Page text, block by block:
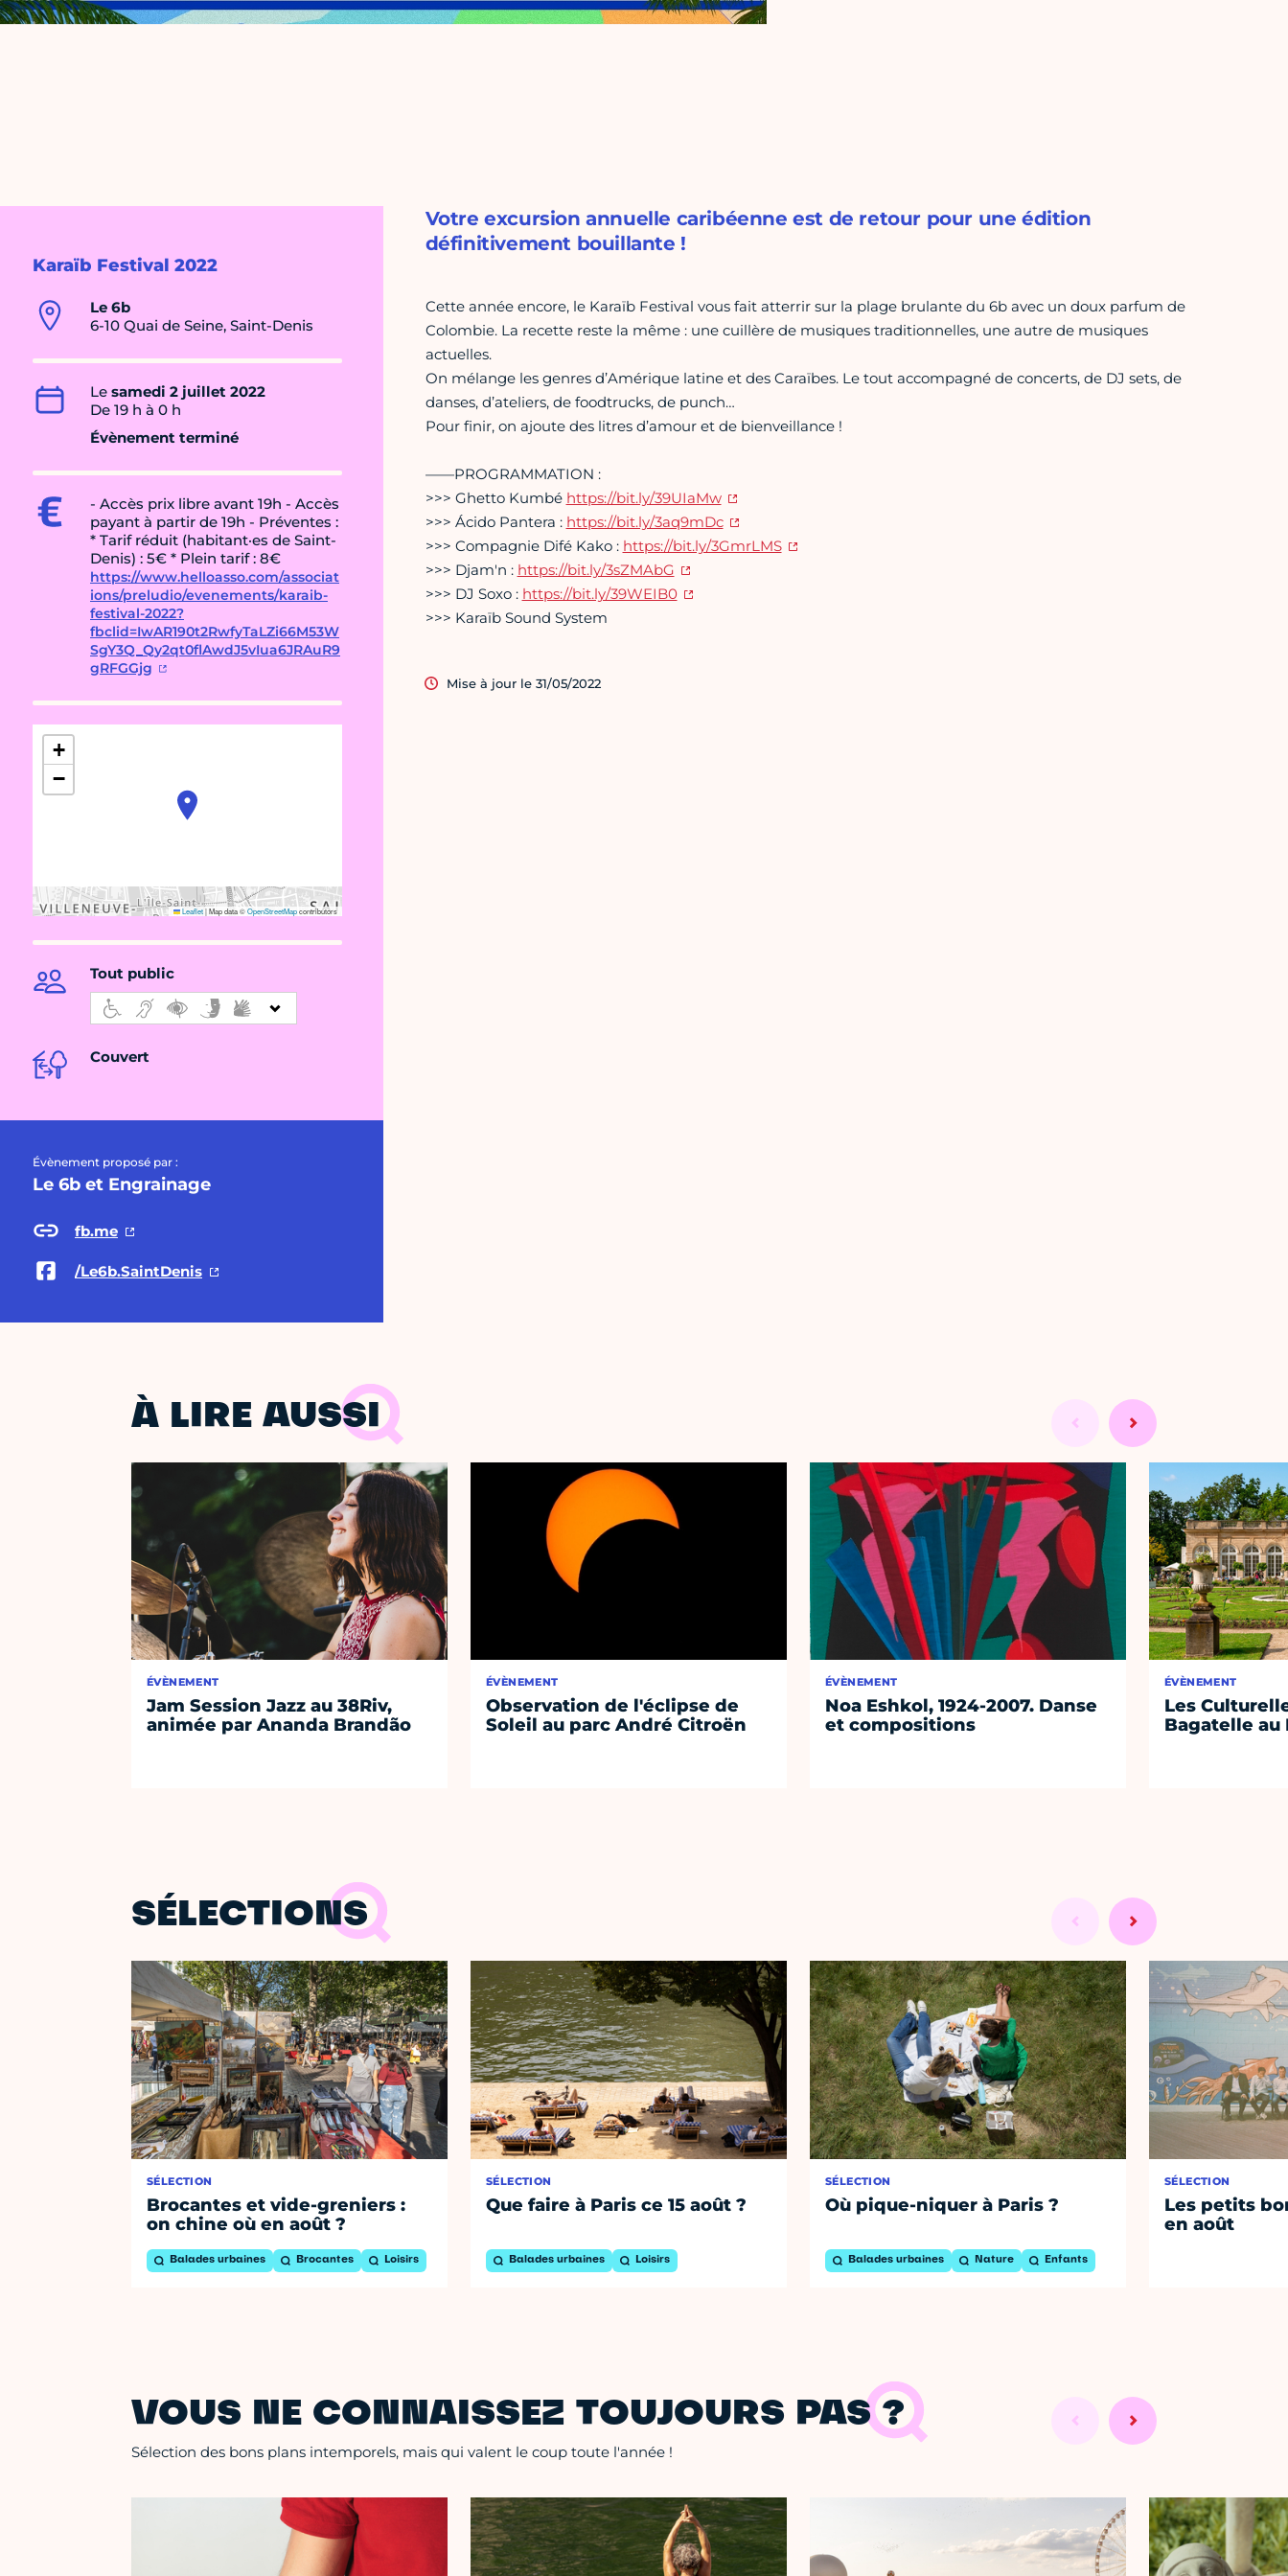
Karaïb Festival 2022
Le 6b
6-10 Quai de Seine, Saint-Denis
Le samedi 2 juillet 2022
De 19 h à 0 h
Évènement terminé
- Accès prix libre avant 19h - Accès
payant à partir de 19h - Préventes :
* Tarif réduit (habitant·es de Saint-
Denis) : 5€ * Plein tarif : 8€
https://www.helloasso.com/associat
ions/preludio/evenements/karaib-
festival-2022?
fbclid=IwAR190t2RwfyTaLZi66M53W
SgY3Q_Qy2qt0flAwdJ5vIua6JRAuR9
gRFGGjg
+
−
Leaflet|Map data ©OpenStreetMapcontributors
Tout public
Couvert
Évènement proposé par :
Le 6b et Engrainage
fb.me
/Le6b.SaintDenis
Votre excursion annuelle caribéenne est de retour pour une édition
définitivement bouillante !
Cette année encore, le Karaïb Festival vous fait atterrir sur la plage brulante du 6b avec un doux parfum de
Colombie. La recette reste la même : une cuillère de musiques traditionnelles, une autre de musiques
actuelles.
On mélange les genres d’Amérique latine et des Caraïbes. Le tout accompagné de concerts, de DJ sets, de
danses, d’ateliers, de foodtrucks, de punch…
Pour finir, on ajoute des litres d’amour et de bienveillance !
——PROGRAMMATION :
>>> Ghetto Kumbé https://bit.ly/39UIaMw
>>> Ácido Pantera : https://bit.ly/3aq9mDc
>>> Compagnie Difé Kako : https://bit.ly/3GmrLMS
>>> Djam'n : https://bit.ly/3sZMAbG
>>> DJ Soxo : https://bit.ly/39WEIB0
>>> Karaïb Sound System
Mise à jour le 31/05/2022
À LIRE AUSSI
ÉVÈNEMENT
Jam Session Jazz au 38Riv,
animée par Ananda Brandão
ÉVÈNEMENT
Observation de l'éclipse de
Soleil au parc André Citroën
ÉVÈNEMENT
Noa Eshkol, 1924-2007. Danse
et compositions
ÉVÈNEMENT
Les
Bagatelle au
SÉLECTIONS
SÉLECTION
Brocantes et vide-greniers :
on chine où en août ?
Balades urbaines Brocantes Loisirs
SÉLECTION
Que faire à Paris ce 15 août ?
Balades urbaines Loisirs
SÉLECTION
Où pique-niquer à Paris ?
Balades urbaines Nature Enfants
SÉLECTION
Les petits
en août
VOUS NE CONNAISSEZ TOUJOURS PAS ?
Sélection des bons plans intemporels, mais qui valent le coup toute l'année !